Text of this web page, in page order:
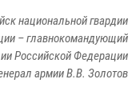
национальной гвардии
– главнокомандующий
Российской Федерации
армии В.В. Золотов